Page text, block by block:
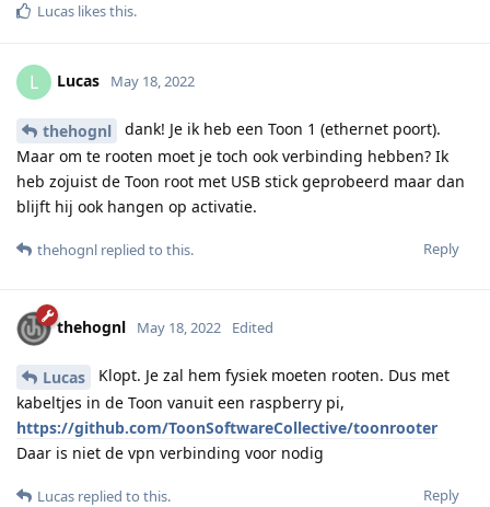
Lucas likes this.
L Lucas May 18, 2022
thehognl
dank! Je ik heb een Toon 1 (ethernet poort).
Maar om te rooten moet je toch ook verbinding hebben? Ik
heb zojuist de Toon root met USB stick geprobeerd maar dan
blijft hij ook hangen op activatie.
Reply
thehognl replied to this.
thehognl May 18, 2022 Edited
Lucas
Klopt. Je zal hem fysiek moeten rooten. Dus met
kabeltjes in de Toon vanuit een raspberry pi,
https://github.com/ToonSoftwareCollective/toonrooter
Daar is niet de vpn verbinding voor nodig
Reply
Lucas replied to this.